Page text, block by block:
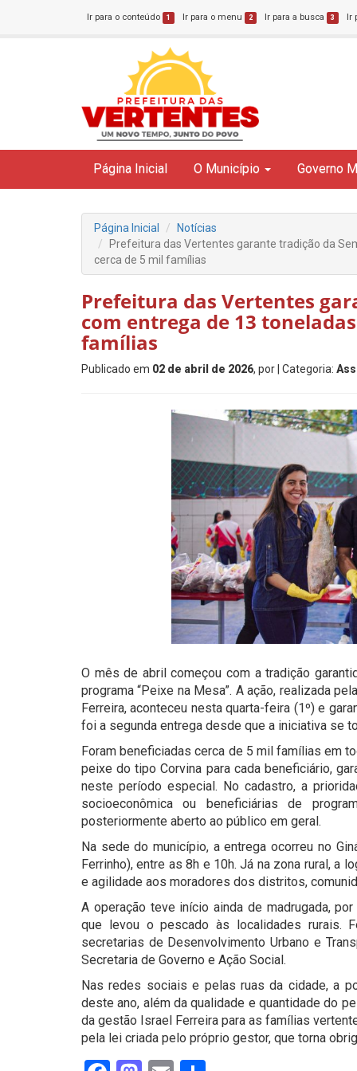
Ir para o conteúdo 1 Ir para o menu 2 Ir para a busca 3 Ir
Página Inicial O Município Governo
Página Inicial
Notícias
Prefeitura das Vertentes garante tradição da
cerca de 5 mil famílias
Prefeitura das Vertentes
com entrega de 13
famílias
Publicado em 02 de abril de 2026, por | Categoria:
O mês de abril começou com a tradição
programa “Peixe na Mesa”. A ação, realizada
Ferreira, aconteceu nesta quarta-feira (1º) e
foi a segunda entrega desde que a iniciativa se
Foram beneficiadas cerca de 5 mil famílias em
peixe do tipo Corvina para cada beneficiário,
neste período especial. No cadastro, a
socioeconômica ou beneficiárias de
posteriormente aberto ao público em geral.
Na sede do município, a entrega ocorreu no
Ferrinho), entre as 8h e 10h. Já na zona rural, a
e agilidade aos moradores dos distritos,
A operação teve início ainda de madrugada,
que levou o pescado às localidades rurais.
secretarias de Desenvolvimento Urbano e
Secretaria de Governo e Ação Social.
Nas redes sociais e pelas ruas da cidade, a
deste ano, além da qualidade e quantidade do
da gestão Israel Ferreira para as famílias
pela lei criada pelo próprio gestor, que torna